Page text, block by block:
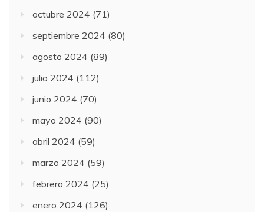
octubre 2024 (71)
septiembre 2024 (80)
agosto 2024 (89)
julio 2024 (112)
junio 2024 (70)
mayo 2024 (90)
abril 2024 (59)
marzo 2024 (59)
febrero 2024 (25)
enero 2024 (126)